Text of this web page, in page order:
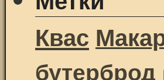
Квас
бутерброд